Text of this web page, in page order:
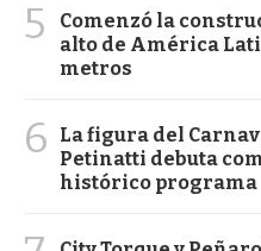
5
Comenzó la
alto de América
metros
6
La figura del
Petinatti debuta
histórico programa